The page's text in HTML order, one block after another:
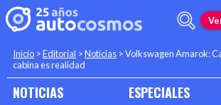
Inicio >Editorial >Noticias >Volkswagen Amarok:
cabina es realidad
NOTICIAS ESPECIALES